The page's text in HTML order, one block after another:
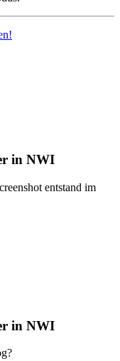
in NWI
entstand im
in NWI